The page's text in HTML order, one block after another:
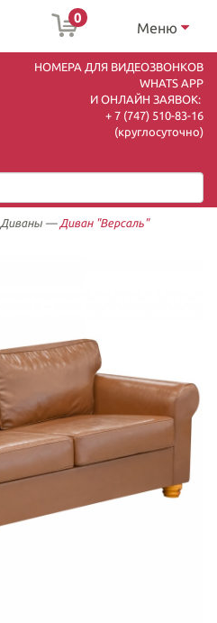
0
Меню
НОМЕРА ДЛЯ ВИДЕОЗВОНКОВ
WHATS APP
И ОНЛАЙН ЗАЯВОК:
+ 7 (747) 510-83-16
(круглосуточно)
Диваны — Диван "Версаль"